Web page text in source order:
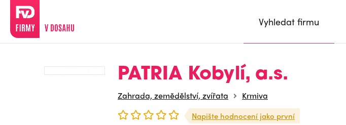
Vyhledat firmu
PATRIA Kobylí, a.s.
Zahrada, zemědělství, zvířata Krmiva
Napište hodnocení jako první